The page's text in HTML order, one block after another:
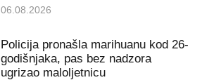
06.08.2026
Policija pronašla marihuanu kod 26-
godišnjaka, pas bez nadzora
ugrizao maloljetnicu